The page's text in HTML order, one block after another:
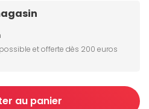
et offerte dès 200 euros
au panier